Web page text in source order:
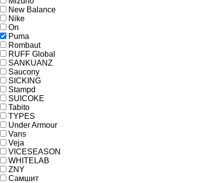
New Balance
Nike
On
Puma
Rombaut
RUFF Global
SANKUANZ
Saucony
SICKING
Stampd
SUICOKE
Tabito
TYPES
Under Armour
Vans
Veja
VICESEASON
WHITELAB
ZNY
Самшит